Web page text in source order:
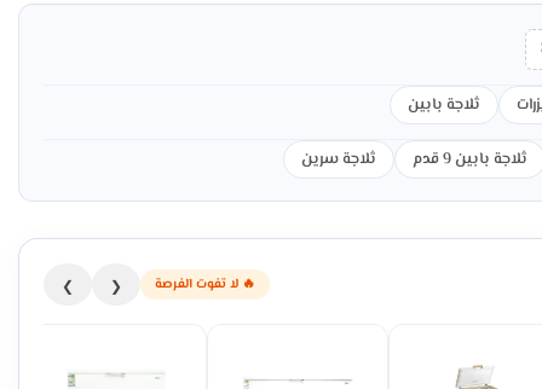
ثلاجة بابين
ثلاجة بابين 9 قدم ثلاجة سرين
🔥 لا تفوت الفرصة ❮
❯